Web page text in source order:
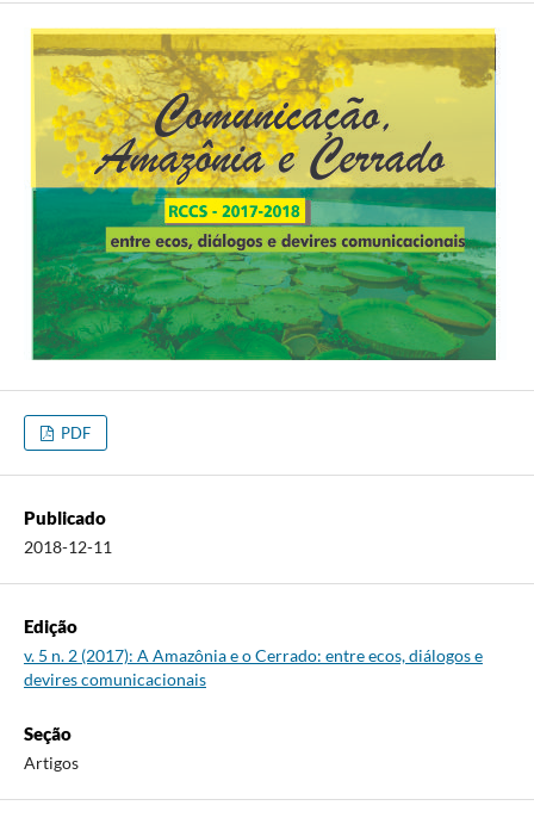
PDF
Publicado
2018-12-11
Edição
v. 5 n. 2 (2017): A Amazônia e o Cerrado: entre ecos, diálogos e
devires comunicacionais
Seção
Artigos